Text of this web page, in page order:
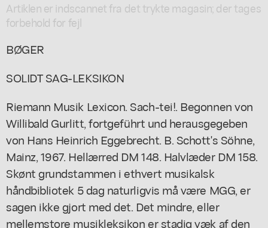
Artiklen er indscannet fra det trykte magasin; der tages
forbehold for fejl
BØGER
SOLIDT SAG-LEKSIKON
Riemann Musik Lexicon. Sach-tei!. Begonnen von
Willibald Gurlitt, fortgeführt und herausgegeben
von Hans Heinrich Eggebrecht. B. Schott's Söhne,
Mainz, 1967. Hellærred DM 148. Halvlæder DM 158.
Skønt grundstammen i ethvert musikalsk
håndbibliotek 5 dag naturligvis må være MGG, er
sagen ikke gjort med det. Det mindre, eller
mellemstore musikleksikon er stadig væk af den